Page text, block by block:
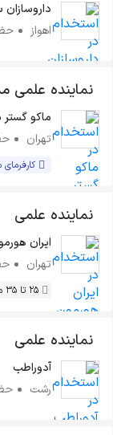
داروسازان
اهواز
نماینده علمی
ماکو گستر
تهران
نماینده علمی
ایران
تهران
25 تا 35 میلیون تومان
نماینده علمی
آدوراطب
رشت